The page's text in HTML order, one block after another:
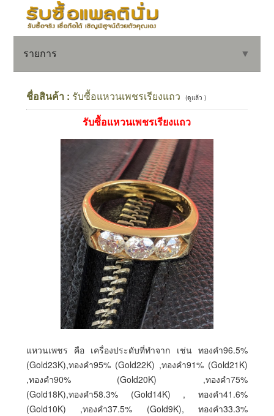
รายการ ▼
ชื่อสินค้า : รับซื้อแหวนเพชรเรียงแถว (ดูแล้ว )
รับซื้อแหวนเพชรเรียงแถว
แหวนเพชร คือ เครื่องประดับที่ทำจาก เช่น ทองคำ96.5%
(Gold23K),ทองคำ95% (Gold22K) ,ทองคำ91% (Gold21K)
,ทองคำ90% (Gold20K) ,ทองคำ75%
(Gold18K),ทองคำ58.3% (Gold14K) , ทองคำ41.6%
(Gold10K) ,ทองคำ37.5% (Gold9K), ทองคำ33.3%